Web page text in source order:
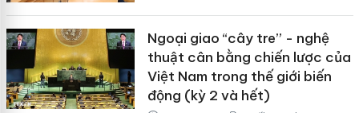
Ngoại giao “cây tre” - nghệ
thuật cân bằng chiến lược của
Việt Nam trong thế giới biến
động (kỳ 2 và hết)